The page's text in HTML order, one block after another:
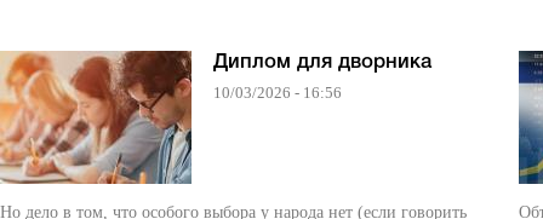
Диплом для дворника
10/03/2026 - 16:56
Но дело в том, что особого выбора у народа нет (если говорить